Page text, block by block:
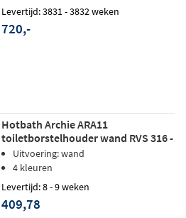
Levertijd: 3831 - 3832 weken
720,-
Hotbath Archie ARA11
toiletborstelhouder wand RVS 316 -
Geborsteld Koper PVD
Uitvoering: wand
4 kleuren
Levertijd: 8 - 9 weken
409,78